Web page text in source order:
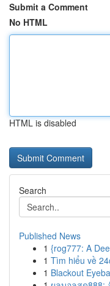
Submit a Comment
No HTML
HTML is disabled
Search
Published News
1 {rog777: A
1 Tìm hiểu về
1 Blackout